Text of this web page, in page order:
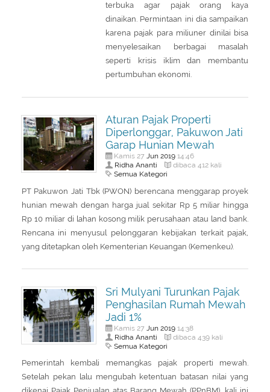
terbuka agar pajak orang kaya
dinaikan. Permintaan ini dia sampaikan
karena pajak para miliuner dinilai bisa
menyelesaikan berbagai masalah
seperti krisis iklim dan membantu
pertumbuhan ekonomi.
Aturan Pajak Properti
Diperlonggar, Pakuwon Jati
Garap Hunian Mewah
Kamis 27 Jun 201914:46
Ridha Ananti dibaca 412 kali
Semua Kategori
PT Pakuwon Jati Tbk (PWON) berencana menggarap proyek
hunian mewah dengan harga jual sekitar Rp 5 miliar hingga
Rp 10 miliar di lahan kosong milik perusahaan atau land bank.
Rencana ini menyusul pelonggaran kebijakan terkait pajak,
yang ditetapkan oleh Kementerian Keuangan (Kemenkeu).
Sri Mulyani Turunkan Pajak
Penghasilan Rumah Mewah
Jadi 1%
Kamis 27 Jun 201914:38
Ridha Ananti dibaca 439 kali
Semua Kategori
Pemerintah kembali memangkas pajak properti mewah.
Setelah pekan lalu mengubah ketentuan batasan nilai yang